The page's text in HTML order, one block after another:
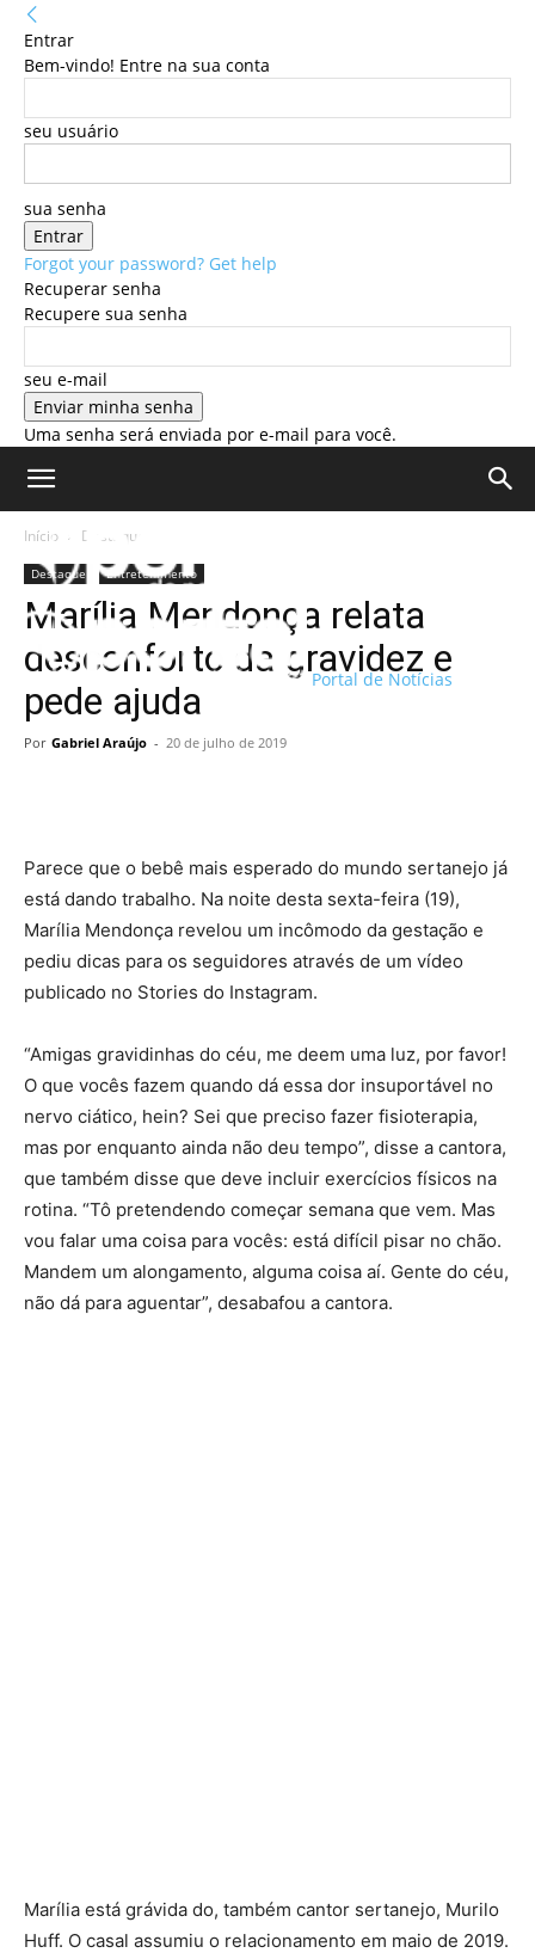
Entrar
Bem-vindo! Entre na sua conta
seu usuário
sua senha
Forgot your password? Get help
Recuperar senha
Recupere sua senha
seu e-mail
Uma senha será enviada por e-mail para você.
Portal de Notícias
Início Destaque
Destaque Entretenimento
Marília Mendonça relata
desconforto da gravidez e
pede ajuda
Por Gabriel Araújo - 20 de julho de 2019
Parece que o bebê mais esperado do mundo sertanejo já
está dando trabalho. Na noite desta sexta-feira (19),
Marília Mendonça revelou um incômodo da gestação e
pediu dicas para os seguidores através de um vídeo
publicado no Stories do Instagram.
“Amigas gravidinhas do céu, me deem uma luz, por favor!
O que vocês fazem quando dá essa dor insuportável no
nervo ciático, hein? Sei que preciso fazer fisioterapia,
mas por enquanto ainda não deu tempo”, disse a cantora,
que também disse que deve incluir exercícios físicos na
rotina. “Tô pretendendo começar semana que vem. Mas
vou falar uma coisa para vocês: está difícil pisar no chão.
Mandem um alongamento, alguma coisa aí. Gente do céu,
não dá para aguentar”, desabafou a cantora.
Marília está grávida do, também cantor sertanejo, Murilo
Huff. O casal assumiu o relacionamento em maio de 2019.